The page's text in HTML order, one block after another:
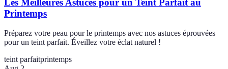
Les Meilleures Astuces pour un Teint Parfait au
Printemps
Préparez votre peau pour le printemps avec nos astuces éprouvées
pour un teint parfait. Éveillez votre éclat naturel !
teint parfaitprintemps